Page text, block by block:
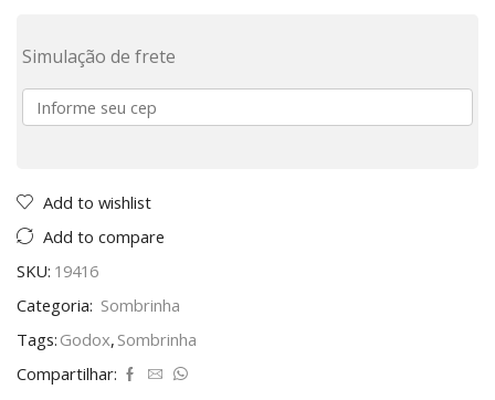
Simulação de frete
Add to wishlist
Add to compare
SKU: 19416
Categoria: Sombrinha
Tags: Godox, Sombrinha
Compartilhar: